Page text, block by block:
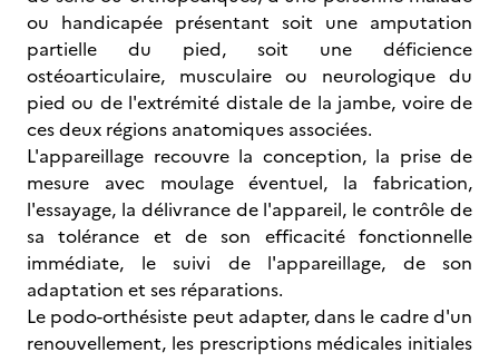
ou handicapée présentant soit une amputation
partielle du pied, soit une déficience
ostéoarticulaire, musculaire ou neurologique du
pied ou de l'extrémité distale de la jambe, voire de
ces deux régions anatomiques associées.
L'appareillage recouvre la conception, la prise de
mesure avec moulage éventuel, la fabrication,
l'essayage, la délivrance de l'appareil, le contrôle de
sa tolérance et de son efficacité fonctionnelle
immédiate, le suivi de l'appareillage, de son
adaptation et ses réparations.
Le podo-orthésiste peut adapter, dans le cadre d'un
renouvellement, les prescriptions médicales initiales